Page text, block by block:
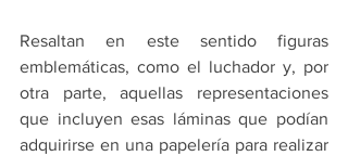
Resaltan en este sentido figuras
emblemáticas, como el luchador y, por
otra parte, aquellas representaciones
que incluyen esas láminas que podían
adquirirse en una papelería para realizar